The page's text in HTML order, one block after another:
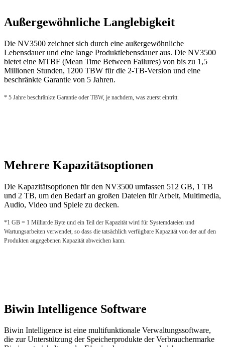
Außergewöhnliche Langlebigkeit
Die NV3500 zeichnet sich durch eine außergewöhnliche
Lebensdauer und eine lange Produktlebensdauer aus. Die NV3500
bietet eine MTBF (Mean Time Between Failures) von bis zu 1,5
Millionen Stunden, 1200 TBW für die 2-TB-Version und eine
beschränkte Garantie von 5 Jahren.
* 5 Jahre beschränkte Garantie oder TBW, je nachdem, was zuerst eintritt.
Mehrere Kapazitätsoptionen
Die Kapazitätsoptionen für den NV3500 umfassen 512 GB, 1 TB
und 2 TB, um den Bedarf an großen Dateien für Arbeit, Multimedia,
Audio, Video und Spiele zu decken.
*1 GB = 1 Milliarde Byte und ein Teil der Kapazität wird für Systemdateien und
Wartungsarbeiten verwendet, so dass die tatsächlich verfügbare Kapazität von der auf den
Produkten angegebenen Kapazität abweichen kann.
Biwin Intelligence Software
Biwin Intelligence ist eine multifunktionale Verwaltungssoftware,
die zur Unterstützung der Speicherprodukte der Verbrauchermarke